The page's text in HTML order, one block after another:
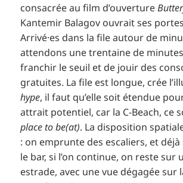
consacrée au film d’ouverture
Kantemir Balagov ouvrait ses
Arrivé·es dans la file autour de
attendons une trentaine de
franchir le seuil et de jouir des
gratuites. La file est longue, crée
hype, il faut qu’elle soit étendue
attrait potentiel, car la C-Beach, ce
place to be(at). La disposition
: on emprunte des escaliers, et
le bar, si l’on continue, on reste sur
estrade, avec une vue dégagée sur